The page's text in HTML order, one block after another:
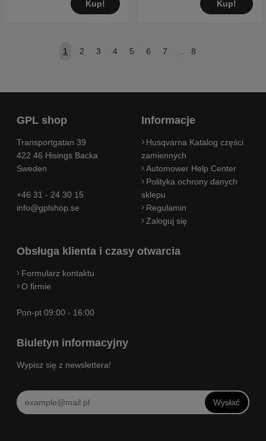
Kup! Kup!
1 2 3 4 5 6 7 .. 8
GPL shop
Transportgatan 39
422 46 Hisings Backa
Sweden
+46 31 - 24 30 15
info@gplshop.se
Informacje
Husqvarna Katalog części
zamiennych
Automower Help Center
Polityka ochrony danych
sklepu
Regulamin
Zaloguj się
Obsługa klienta i czasy otwarcia
Formularz kontaktu
O firmie
Pon-pt 09:00 - 16:00
Biuletyn informacyjny
Wypisz się z newslettera!
Wysłać